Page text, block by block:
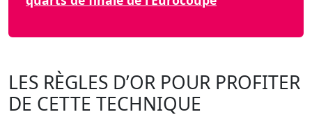
LES RÈGLES D’OR POUR PROFITER
DE CETTE TECHNIQUE